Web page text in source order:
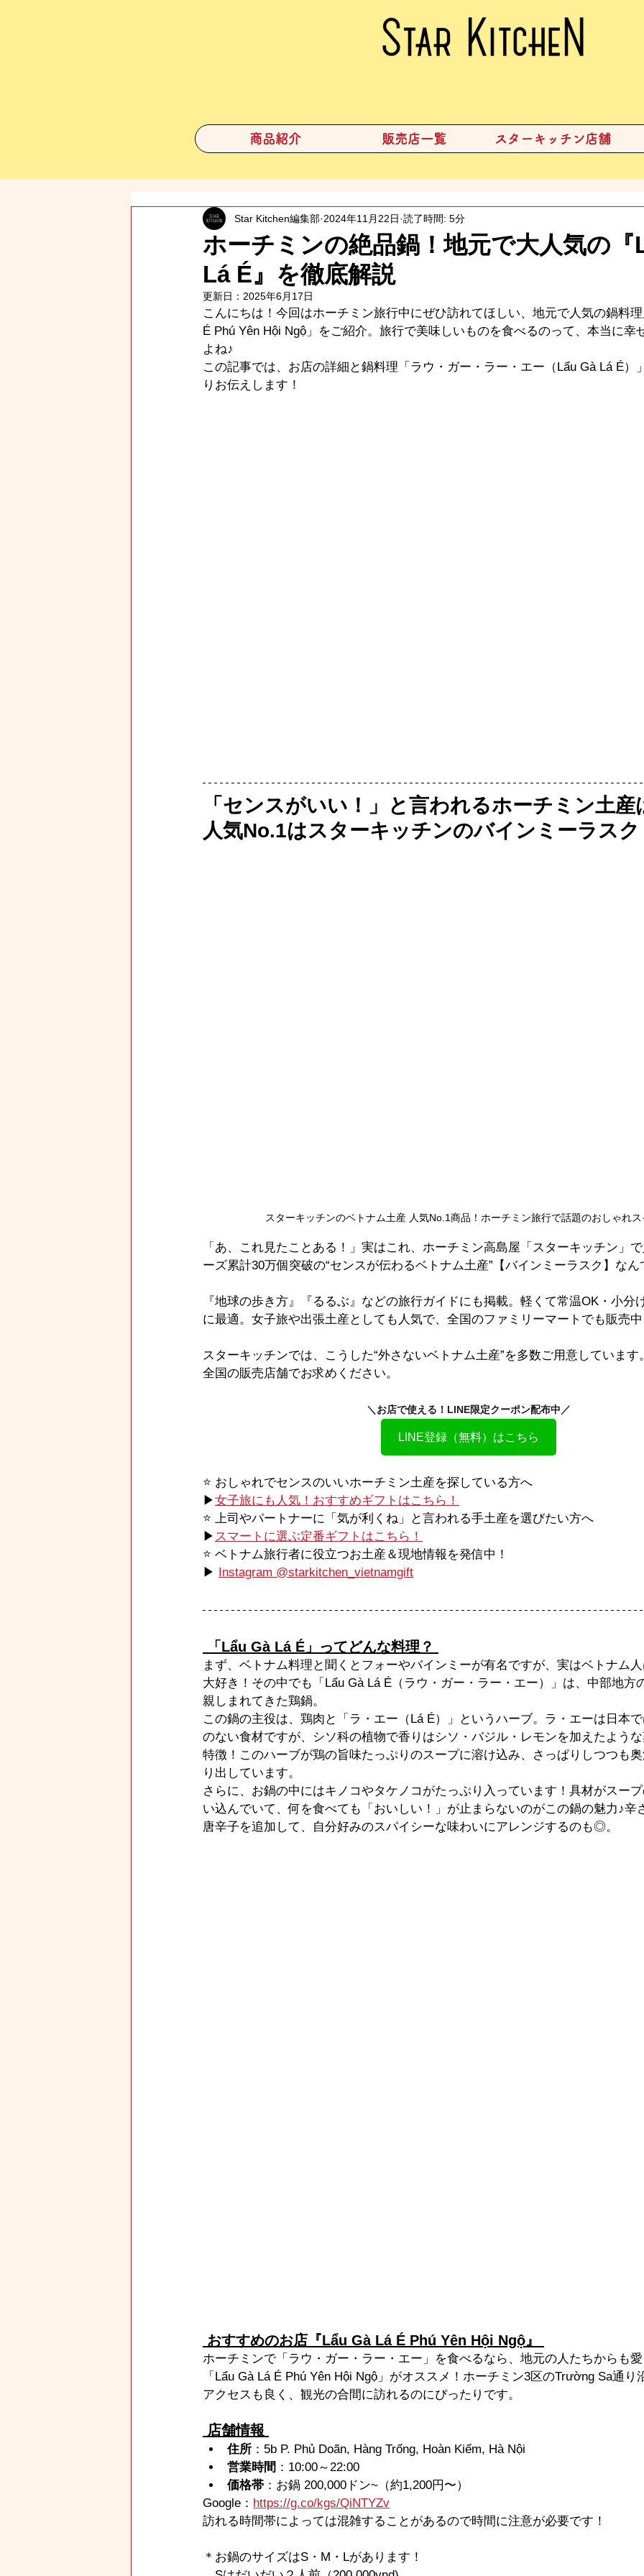
商品紹介 販売店一覧 スターキッチン店舗
ホーチミンの絶品鍋！地元で大人気の『
Lá É』を徹底解説
Star Kitchen編集部 2024年11月22日 読了時間: 5分
更新日： 2025年6月17日
こんにちは！今回はホーチミン旅行中にぜひ訪れてほしい、地元で人気の鍋料
É Phú Yên Hội Ngộ」をご紹介。旅行で美味しいものを食べるのって、本当に幸
よね♪
この記事では、お店の詳細と鍋料理「ラウ・ガー・ラー・エー（Lẩu Gà Lá É）
りお伝えします！
「センスがいい！」と言われるホーチミン土産
人気No.1はスターキッチンのバインミーラスク
スターキッチンのベトナム土産 人気No.1商品！ホーチミン旅行で話題のおしゃれ
「あ、これ見たことある！」実はこれ、ホーチミン高島屋「スターキッチン」
ーズ累計30万個突破の“センスが伝わるベトナム土産”【バインミーラスク】なん
『地球の歩き方』『るるぶ』などの旅行ガイドにも掲載。軽くて常温OK・小分
に最適。女子旅や出張土産としても人気で、全国のファミリーマートでも販売
スターキッチンでは、こうした“外さないベトナム土産”を多数ご用意していま
全国の販売店舗でお求めください。
＼お店で使える！LINE限定クーポン配布中／
LINE登録（無料）はこちら
⭐️ おしゃれでセンスのいいホーチミン土産を探している方へ
▶女子旅にも人気！おすすめギフトはこちら！
⭐️ 上司やパートナーに「気が利くね」と言われる手土産を選びたい方へ
▶ スマートに選ぶ定番ギフトはこちら！
⭐️ ベトナム旅行者に役立つお土産＆現地情報を発信中！
▶
Instagram @starkitchen_vietnamgift
「Lẩu Gà Lá É」ってどんな料理？
まず、ベトナム料理と聞くとフォーやバインミーが有名ですが、実はベトナム人
大好き！その中でも「Lẩu Gà Lá É（ラウ・ガー・ラー・エー）」は、中部地方
親しまれてきた鶏鍋。
この鍋の主役は、鶏肉と「ラ・エー（Lá É）」というハーブ。ラ・エーは日本
のない食材ですが、シソ科の植物で香りはシソ・バジル・レモンを加えたよう
特徴！このハーブが鶏の旨味たっぷりのスープに溶け込み、さっぱりしつつも
り出しています。
さらに、お鍋の中にはキノコやタケノコがたっぷり入っています！具材がスー
い込んでいて、何を食べても「おいしい！」が止まらないのがこの鍋の魅力♪辛
唐辛子を追加して、自分好みのスパイシーな味わいにアレンジするのも◎。
おすすめのお店『Lẩu Gà Lá É Phú Yên Hội Ngộ』
ホーチミンで「ラウ・ガー・ラー・エー」を食べるなら、地元の人たちからも
「Lẩu Gà Lá É Phú Yên Hội Ngộ」がオススメ！ホーチミン3区のTrường Sa通り
アクセスも良く、観光の合間に訪れるのにぴったりです。
店舗情報
住所 ：5b P. Phủ Doãn, Hàng Trống, Hoàn Kiếm, Hà Nội
営業時間 ：10:00～22:00
価格帯 ：お鍋 200,000ドン~（約1,200円〜）
Google： https://g.co/kgs/QiNTYZv
訪れる時間帯によっては混雑することがあるので時間に注意が必要です！
＊お鍋のサイズはS・M・Lがあります！